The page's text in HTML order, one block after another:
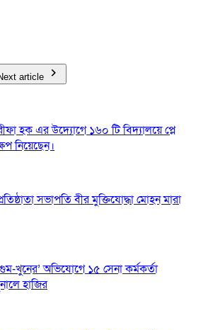
article
হক এর উদ্যোগে ১৬০ টি বিদ্যালয়ে প্লে
নিয়েছেন।
সভাপতি বীর মুক্তিযোদ্ধা মোহন মারা
খুনের’ অভিযোগে ১৫ সেনা কর্মকর্তা
হাজির